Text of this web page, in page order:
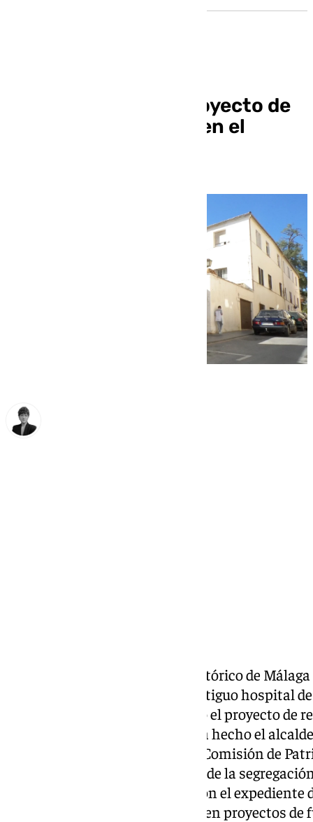
Paso clave para el proyecto de
residencia y parking en el
La Comisión de Patrimonio Histórico de
segregación de la parcela del antiguo hospital
para poder seguir desarrollando el proyecto de
en este edificio. El anuncio lo ha hecho el
esto en sus redes sociales: «La Comisión de
informado hoy favorablemente de la
San Juan de Dios y continuar con el
Picadero. Seguimos trabajando en proyectos